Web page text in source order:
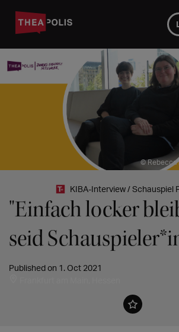
© Rebecca
KIBA-Interview / Schauspiel
"Einfach locker
seid
Published on 1. Oct 2021